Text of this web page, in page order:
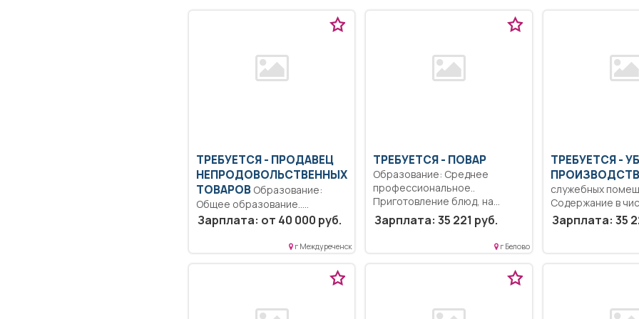
ТРЕБУЕТСЯ - ПРОДАВЕЦ
НЕПРОДОВОЛЬСТВЕННЫХ
ТОВАРОВОбразование:
Общее образование..
Консультировать покупателей
по товарам и акциям...
Зарплата: от 40 000 руб.
г Междуреченск
ТРЕБУЕТСЯ - ПОВАР
Образование: Среднее
профессиональное..
Приготовление блюд, на
основании меню требования,...
Зарплата: 35 221 руб.
г Белово
ТРЕБУЕТСЯ -
служебных
Содержание в
помещения
Неполный
Зарплата: 35